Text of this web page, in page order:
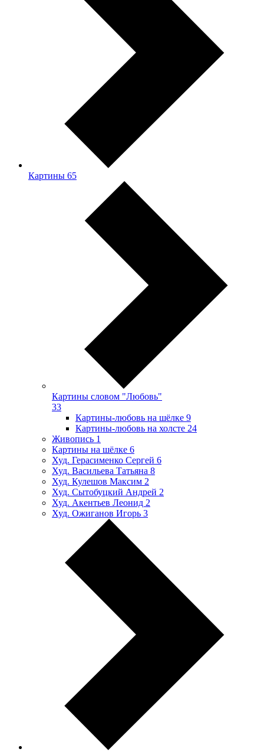
Картины 65
Картины словом "Любовь"
33
Картины-любовь на шёлке 9
Картины-любовь на холсте 24
Живопись 1
Картины на шёлке 6
Худ. Герасименко Сергей 6
Худ. Васильева Татьяна 8
Худ. Кулешов Максим 2
Худ. Сытобуцкий Андрей 2
Худ. Акентьев Леонид 2
Худ. Ожиганов Игорь 3